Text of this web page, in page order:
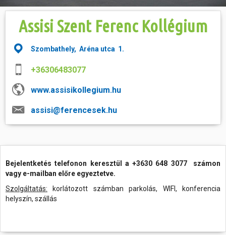
Assisi Szent Ferenc Kollégium
Szombathely, Aréna utca 1.
+36306483077
www.assisikollegium.hu
assisi@ferencesek.hu
Bejelentketés telefonon keresztül a +3630 648 3077 számon
vagy e-mailban előre egyeztetve.
Szolgáltatás: korlátozott számban parkolás, WIFI, konferencia
helyszín, szállás